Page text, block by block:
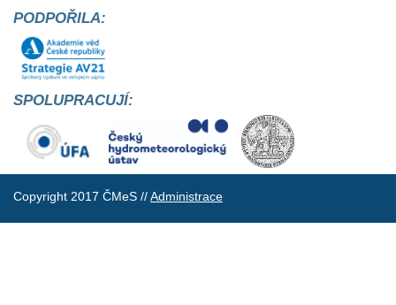
PODPOŘILA:
SPOLUPRACUJÍ:
Copyright 2017 ČMeS //Administrace